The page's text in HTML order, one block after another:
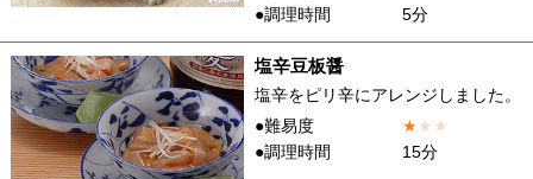
●調理時間
5分
塩辛豆板醤
塩辛をピリ辛にアレンジしました。
●難易度
★★ ★
●調理時間
15分